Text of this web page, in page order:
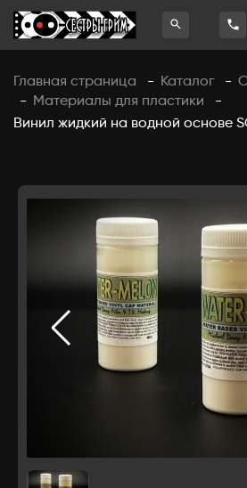
Главная страница - Каталог -
-
Материалы для пластики
-
Винил жидкий на водной основе